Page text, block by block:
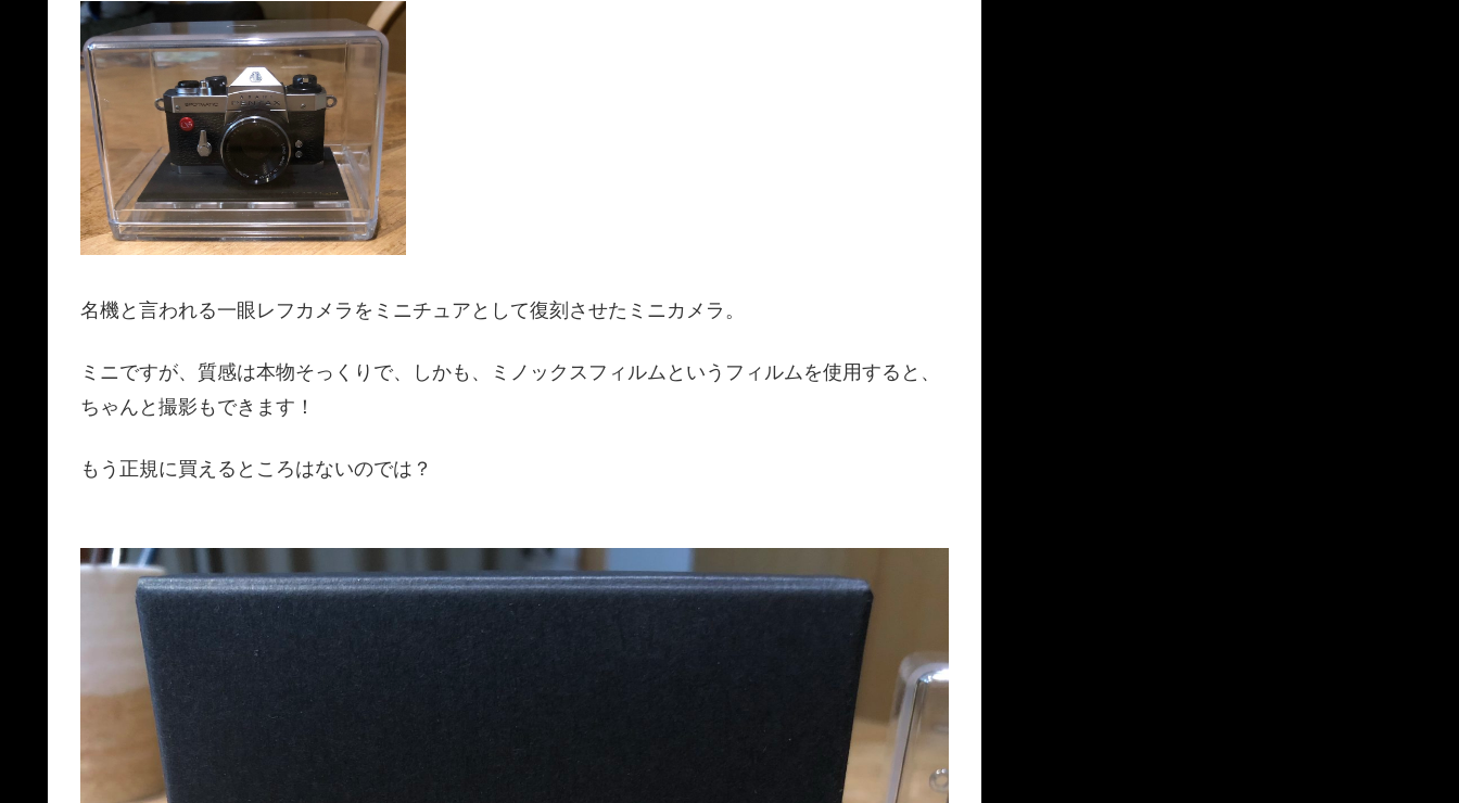
名機と言われる一眼レフカメラをミニチュアとして復刻させたミニカメラ。
ミニですが、質感は本物そっくりで、しかも、ミノックスフィルムというフィルムを使用すると、
ちゃんと撮影もできます！
もう正規に買えるところはないのでは？